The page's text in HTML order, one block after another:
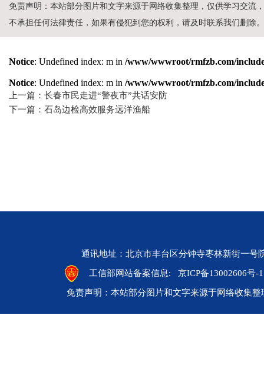
免责声明：本站部分图片和文字来源于网络收集整理，仅供学习交流
不承担任何法律责任，如果有侵犯到您的权利，请及时联系我们删除。
Notice: Undefined index: m in /www/wwwroot/rmfzb.com/
Notice: Undefined index: m in /www/wwwroot/rmfzb.com/
上一篇：长春市民走进“警夜市”共话安防
下一篇：石岛边检高效服务远洋渔船
通讯地址：北京市丰台区分钟寺枣林新街一
工信部网站备案信息: 京ICP备13002606号-1
免责声明：本站部分图片和文字来源于网络收集